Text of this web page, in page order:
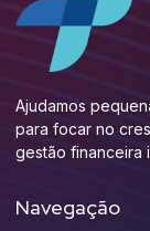
Ajudamos
para focar no
gestão financeira
Navegação